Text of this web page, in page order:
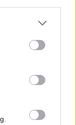
or more Google
may click to
party tags to
in below Google
το
κόμμα»
του
του